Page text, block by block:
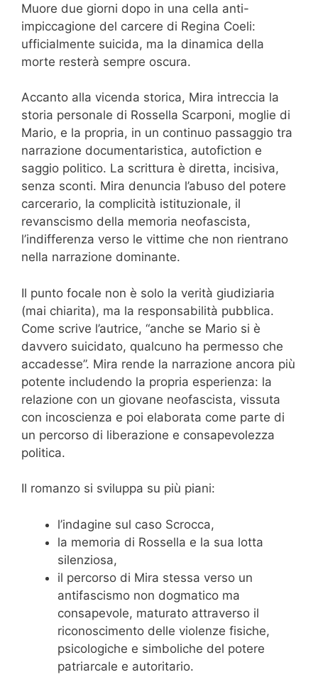
Muore due giorni dopo in una cella anti-
impiccagione del carcere di Regina Coeli:
ufficialmente suicida, ma la dinamica della
morte resterà sempre oscura.
Accanto alla vicenda storica, Mira intreccia la
storia personale di Rossella Scarponi, moglie di
Mario, e la propria, in un continuo passaggio tra
narrazione documentaristica, autofiction e
saggio politico. La scrittura è diretta, incisiva,
senza sconti. Mira denuncia l’abuso del potere
carcerario, la complicità istituzionale, il
revanscismo della memoria neofascista,
l’indifferenza verso le vittime che non rientrano
nella narrazione dominante.
Il punto focale non è solo la verità giudiziaria
(mai chiarita), ma la responsabilità pubblica.
Come scrive l’autrice, “anche se Mario si è
davvero suicidato, qualcuno ha permesso che
accadesse”. Mira rende la narrazione ancora più
potente includendo la propria esperienza: la
relazione con un giovane neofascista, vissuta
con incoscienza e poi elaborata come parte di
un percorso di liberazione e consapevolezza
politica.
Il romanzo si sviluppa su più piani:
l’indagine sul caso Scrocca,
la memoria di Rossella e la sua lotta
silenziosa,
il percorso di Mira stessa verso un
antifascismo non dogmatico ma
consapevole, maturato attraverso il
riconoscimento delle violenze fisiche,
psicologiche e simboliche del potere
patriarcale e autoritario.